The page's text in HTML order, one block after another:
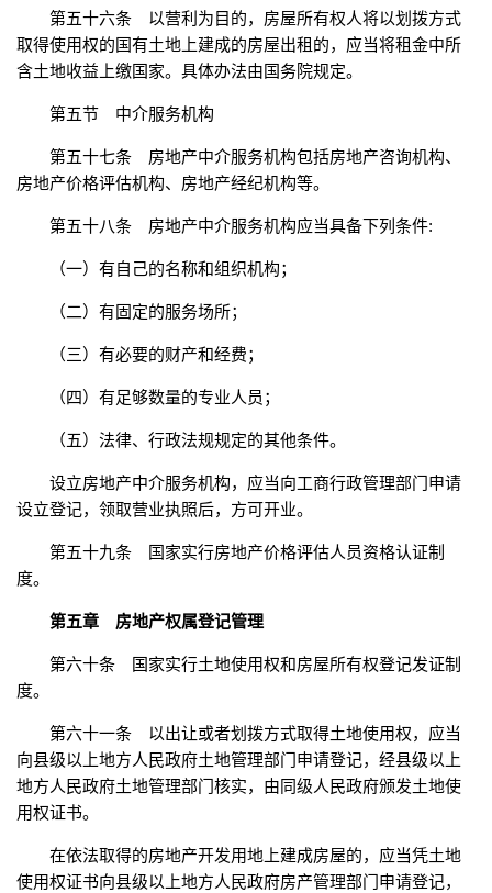
第五十六条 以营利为目的，房屋所有权人将以划拨方式
取得使用权的国有土地上建成的房屋出租的，应当将租金中所
含土地收益上缴国家。具体办法由国务院规定。
第五节 中介服务机构
第五十七条 房地产中介服务机构包括房地产咨询机构、
房地产价格评估机构、房地产经纪机构等。
第五十八条 房地产中介服务机构应当具备下列条件:
（一）有自己的名称和组织机构；
（二）有固定的服务场所；
（三）有必要的财产和经费；
（四）有足够数量的专业人员；
（五）法律、行政法规规定的其他条件。
设立房地产中介服务机构，应当向工商行政管理部门申请
设立登记，领取营业执照后，方可开业。
第五十九条 国家实行房地产价格评估人员资格认证制
度。
第五章 房地产权属登记管理
第六十条 国家实行土地使用权和房屋所有权登记发证制
度。
第六十一条 以出让或者划拨方式取得土地使用权，应当
向县级以上地方人民政府土地管理部门申请登记，经县级以上
地方人民政府土地管理部门核实，由同级人民政府颁发土地使
用权证书。
在依法取得的房地产开发用地上建成房屋的，应当凭土地
使用权证书向县级以上地方人民政府房产管理部门申请登记，